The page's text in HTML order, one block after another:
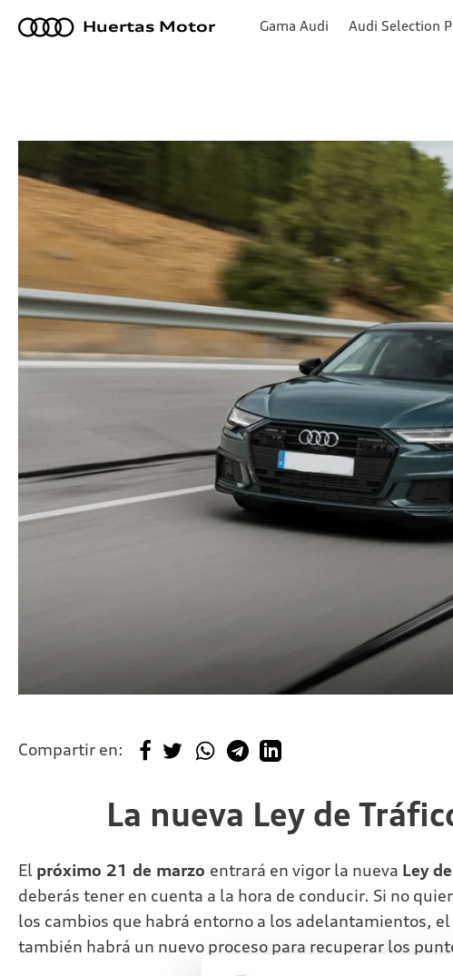
a Huertas Motor Gama Audi Audi Selection
Compartir en:
La nueva Ley de
El próximo 21 de marzo entrará en vigor la nueva Ley
deberás tener en cuenta a la hora de conducir. Si no
los cambios que habrá entorno a los adelantamientos,
también habrá un nuevo proceso para recuperar los